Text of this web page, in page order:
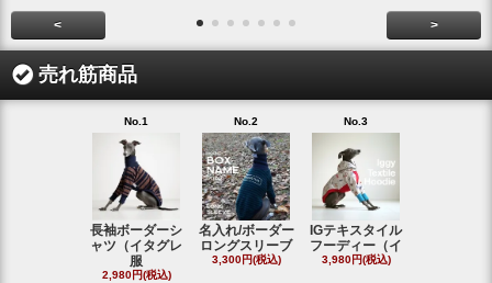
< >
売れ筋商品
No.1
長袖ボーダーシ
ャツ（イタグレ
服
2,980円(税込)
No.2
名入れ/ボーダー
ロングスリーブ
3,300円(税込)
No.3
IGテキスタイル
フーディー（イ
3,980円(税込)